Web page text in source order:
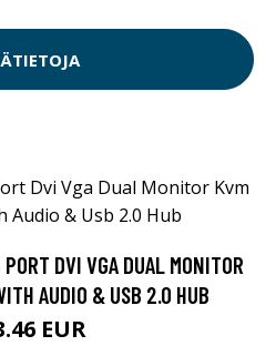
DVI VGA DUAL MONITOR
AUDIO & USB 2.0 HUB
EUR